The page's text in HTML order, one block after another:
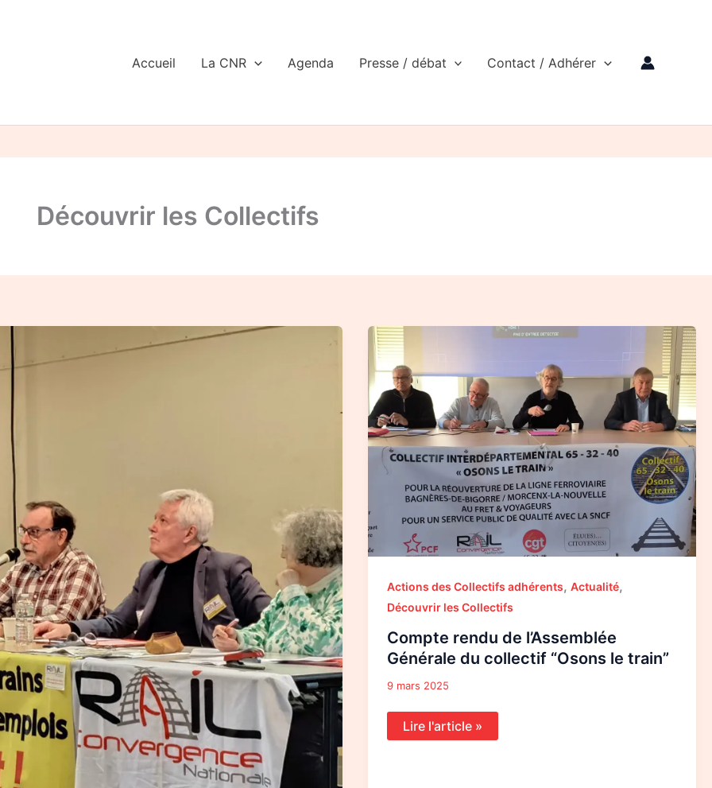
Accueil La CNR Agenda Presse / débat Contact / Adhérer
Découvrir les Collectifs
Actions des Collectifs adhérents, Actualité,
Découvrir les Collectifs
Compte rendu de l’Assemblée
Générale du collectif “Osons le train”
9 mars 2025
Compte
rendu
de
l’Assemblée
Générale
du
collectif
“Osons
le
train”
Lire l'article »